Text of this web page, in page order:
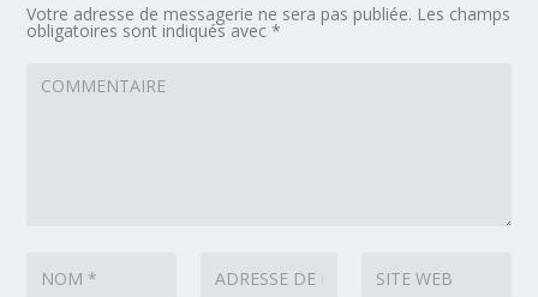
Votre adresse de messagerie ne sera pas publiée. Les champs
obligatoires sont indiqués avec*